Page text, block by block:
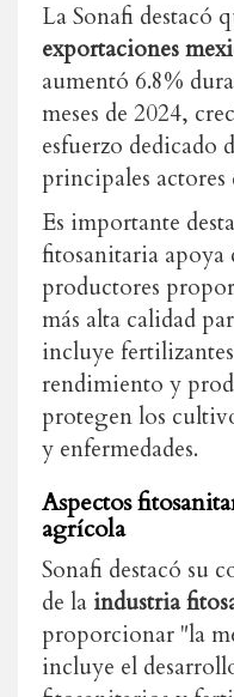
La Sonafi destacó
exportaciones
aumentó 6.8%
meses de 2024,
esfuerzo dedicado
principales
Es importante
fitosanitaria apoya
productores
más alta calidad
incluye
rendimiento y
protegen los
y enfermedades.
Aspectos
agrícola
Sonafi destacó su
de la industria
proporcionar "la
incluye el